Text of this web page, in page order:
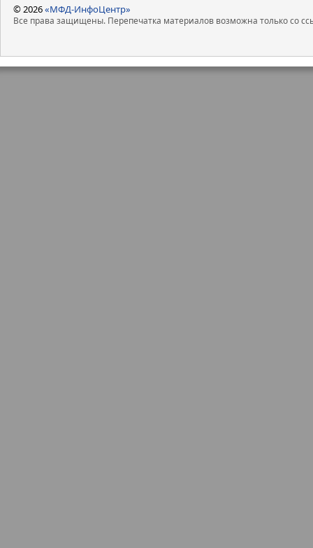
© 2026«МФД-ИнфоЦентр»
Все права защищены. Перепечатка материалов возможна только со